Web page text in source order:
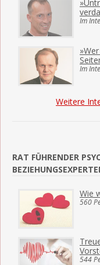
Im
Im
Weitere
RAT FÜHRENDER
Wie
560
544